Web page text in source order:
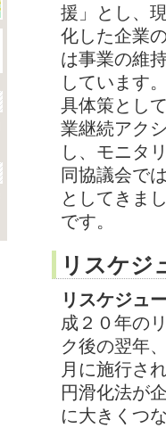
援」とし、
化した企業
は事業の維
しています
具体策とし
業継続アク
し、モニタ
同協議会で
としてきま
です。
リスケジ
リスケジュ
成２０年の
ク後の翌年
月に施行さ
円滑化法が
に大きくつ